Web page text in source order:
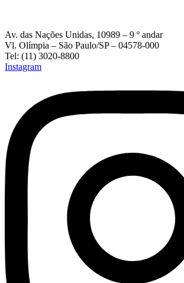
Av. das Nações Unidas, 10989 – 9 º andar
Vl. Olímpia – São Paulo/SP – 04578-000
Tel: (11) 3020-8800
Instagram